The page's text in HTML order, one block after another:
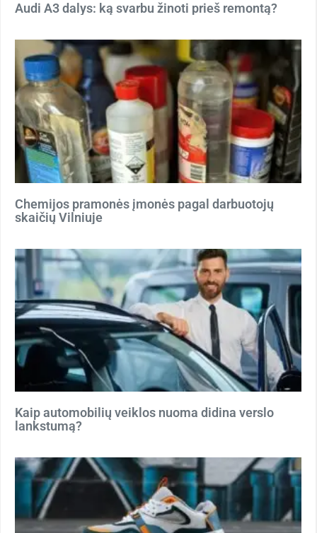
Audi A3 dalys: ką svarbu žinoti prieš remontą?
Chemijos pramonės įmonės pagal darbuotojų
skaičių Vilniuje
Kaip automobilių veiklos nuoma didina verslo
lankstumą?